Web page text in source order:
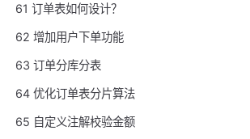
61 订单表如何设计？
62 增加用户下单功能
63 订单分库分表
64 优化订单表分片算法
65 自定义注解校验金额